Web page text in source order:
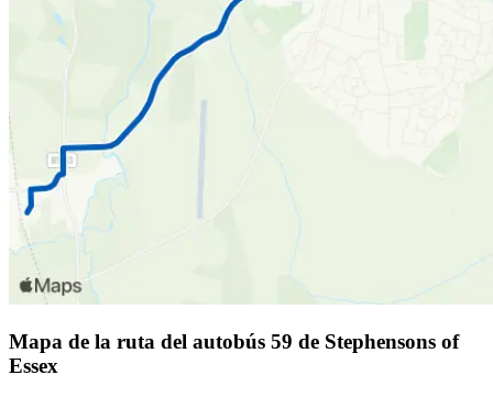
Mapa de la ruta del autobús 59 de Stephensons of
Essex